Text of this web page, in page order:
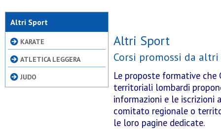
Altri Sport
KARATE
ATLETICA LEGGERA
JUDO
Altri Sport
Corsi promossi da
Le proposte formative
territoriali lombardi
informazioni e le
comitato regionale o
le loro pagine dedicate.